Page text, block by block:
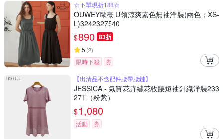
☆下單現折188☆
OUWEY歐薇 U領涼爽素色無袖洋裝(兩色；XS-
L)3242327540
$890 83折
5 (2)
限時下殺
券
【出清品不含配件腰帶腰鏈】
JESSICA - 氣質花卉繡花收腰短袖針織洋裝233
27T（粉紫）
$1,080
活動 券